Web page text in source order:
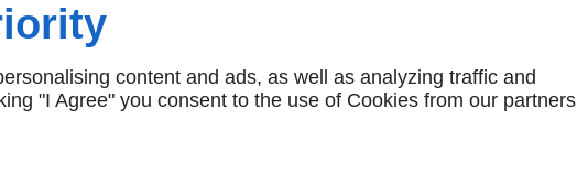
content and ads, as well as analyzing traffic and
"I Agree" you consent to the use of Cookies from our partners